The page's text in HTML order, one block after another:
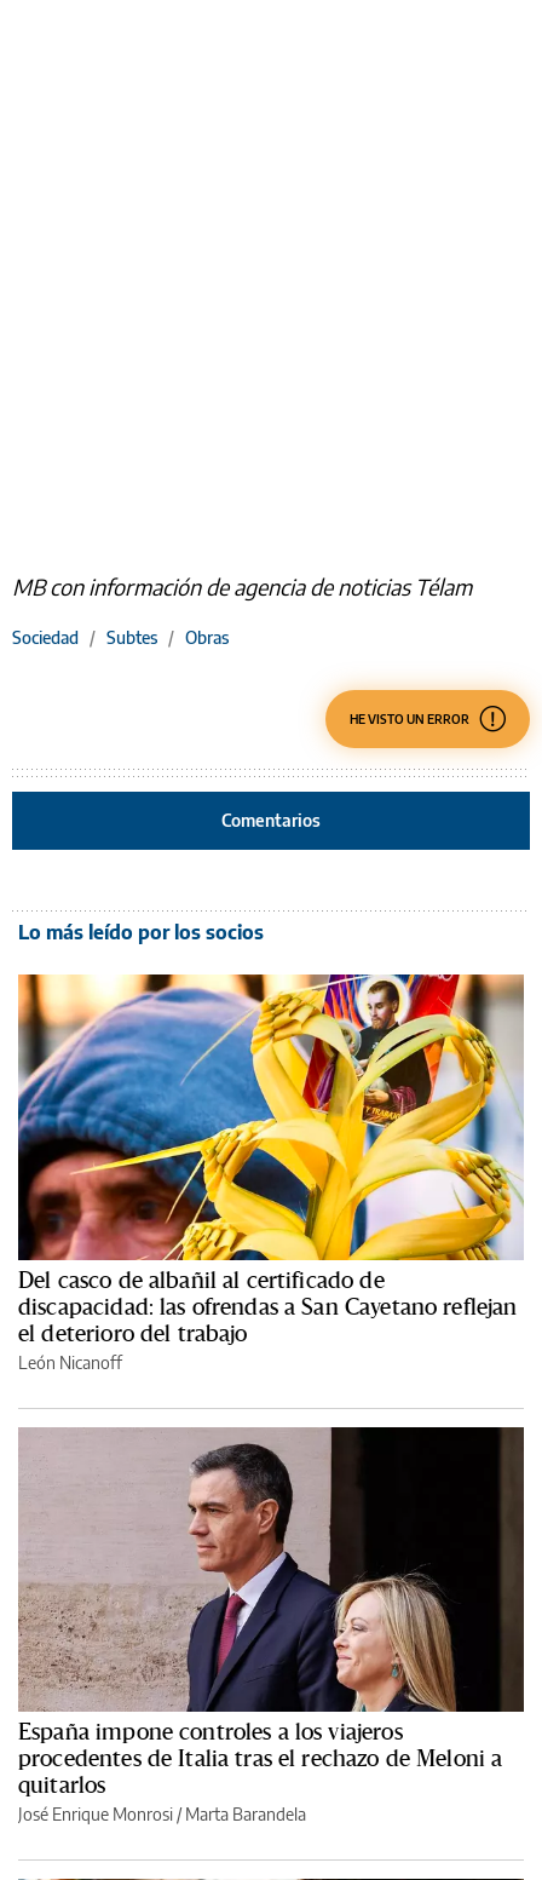
MB con información de agencia de noticias Télam
Sociedad / Subtes / Obras
HE VISTO UN ERROR
Comentarios
Lo más leído por los socios
Del casco de albañil al certificado de
discapacidad: las ofrendas a San Cayetano reflejan
el deterioro del trabajo
León Nicanoff
España impone controles a los viajeros
procedentes de Italia tras el rechazo de Meloni a
quitarlos
José Enrique Monrosi / Marta Barandela